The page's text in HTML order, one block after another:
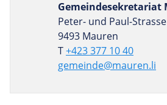
Gemeindesekretariat
Peter- und Paul-
9493 Mauren
T+423 377 10 40
gemeinde@mauren.li